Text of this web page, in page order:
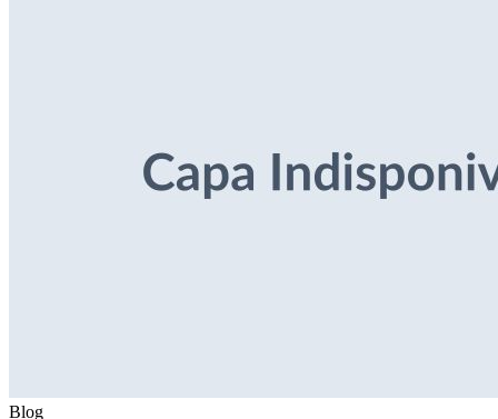
Blog